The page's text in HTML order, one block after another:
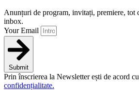
Anunțuri de program, invitați, premiere, tot
inbox.
Your Email
Submit
Prin înscrierea la Newsletter ești de acord cu
confidențialitate.